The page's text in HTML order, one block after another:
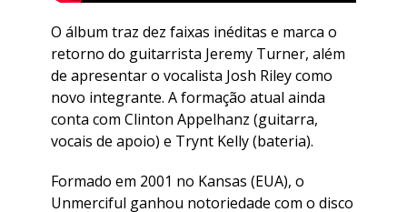
O álbum traz dez faixas inéditas e marca o
retorno do guitarrista Jeremy Turner, além
de apresentar o vocalista Josh Riley como
novo integrante. A formação atual ainda
conta com Clinton Appelhanz (guitarra,
vocais de apoio) e Trynt Kelly (bateria).
Formado em 2001 no Kansas (EUA), o
Unmerciful ganhou notoriedade com o disco